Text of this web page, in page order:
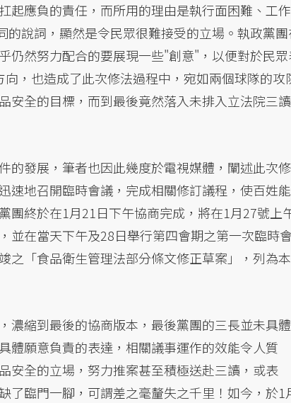
起應負的責任，而所用的理由是執行面困難、工作
說詞，顯然是令民眾很難接受的立場。執政黨
仍然努力配合的要展現一些"創意"，以便對於民
，也造成了此次修法過程中，宛如兩個球隊的攻
安全的目標，而到最後竟然落入未排入立法院三讀
的發展，筆者也因此幾度於電視媒體，闡述此次修
速地召開臨時會議，完成相關修訂議程，使百姓能
團終於在1月21日下午協商完成，將在1月27號上
並在當天下午及28日舉行第四會期之第一次臨時
之「食品衛生管理法部分條文修正草案」，列為本
濃縮到最後的協商版本，最後黨團的三長並未具體
體願意負責的表達，相關議事運作的效能令人質
安全的立場，努力推案甚至積極送赴三讀，或表
了臨門一腳，可謂差之毫釐失之千里！如今，於1